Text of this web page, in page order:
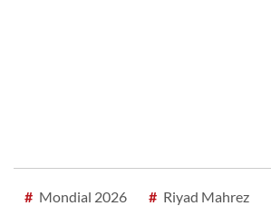
# Mondial 2026 # Riyad Mahrez